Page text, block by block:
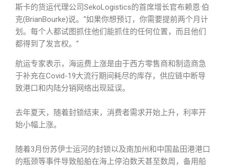
斯卡的货运代理公司SekoLogistics的首席增长官布赖恩·伯
克(BrianBourke)说。“如果你想预订，你需要提前两个月计
划。每个人都试图抓住他们能抓住的任何位置，而且他们
都得到了发言权。”
航运专家表示，海运费上涨是由于西方零售商和制造商急
于补充在Covid-19大流行期间耗尽的库存，供应链中断导
致港口和内陆分销网络出现延误。
去年夏天，随着封锁结束，消费者需求开始上升，利率开
始小幅上涨。
随着3月份苏伊士运河的封锁以及南加州和中国盐田港港口
的瓶颈等事件导致船舶在海上停泊数天甚至数周，备用船